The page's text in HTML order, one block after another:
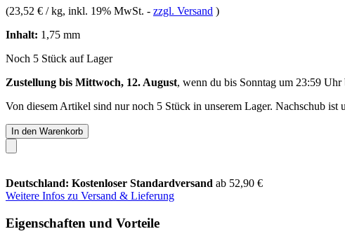
(23,52 € / kg, inkl. 19% MwSt. - zzgl. Versand )
Inhalt: 1,75 mm
Noch 5 Stück auf Lager
Zustellung bis Mittwoch, 12. August, wenn du bis Sonntag um 23:59 Uhr
Von diesem Artikel sind nur noch 5 Stück in unserem Lager. Nachschub
In den Warenkorb
Deutschland: Kostenloser Standardversand ab 52,90 €
Weitere Infos zu Versand & Lieferung
Eigenschaften und Vorteile